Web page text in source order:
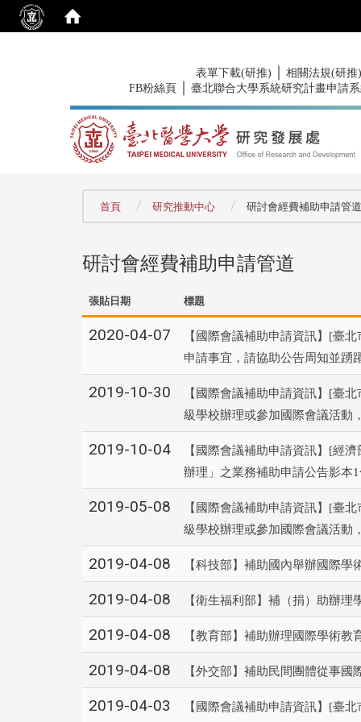
表單下載(研推)
相關法規(研推)
FB粉絲頁
臺北聯合大學系統研究計畫申請
首頁 研究推動中心 研討會經費補助申請管道
研討會經費補助申請管道
張貼日期 標題
2020-04-07
【國際會議補助申請資訊】[臺
申請事宜，請協助公告周知並踴
2019-10-30
【國際會議補助申請資訊】[臺
級學校辦理或參加國際會議活動
2019-10-04
【國際會議補助申請資訊】[經
辦理」之業務補助申請公告影本
2019-05-08
【國際會議補助申請資訊】[臺
級學校辦理或參加國際會議活動
2019-04-08 【科技部】補助國內舉辦國際
2019-04-08 【衛生福利部】補（捐）助辦
2019-04-08 【教育部】補助辦理國際學術
2019-04-08 【外交部】補助民間團體從事
2019-04-03 【國際會議補助申請資訊】[臺